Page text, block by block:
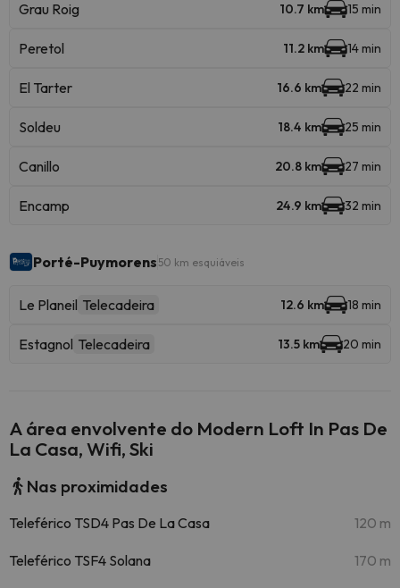
Grau Roig 10.7 km 15 min
Peretol 11.2 km 14 min
El Tarter 16.6 km 22 min
Soldeu 18.4 km 25 min
Canillo 20.8 km 27 min
Encamp 24.9 km 32 min
Porté-Puymorens 50 km esquiáveis
Le Planeil Telecadeira 12.6 km 18 min
Estagnol Telecadeira 13.5 km 20 min
A área envolvente do Modern Loft In Pas De
La Casa, Wifi, Ski
Nas proximidades
Teleférico TSD4 Pas De La Casa 120 m
Teleférico TSF4 Solana 170 m